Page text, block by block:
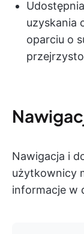
uzyskania
oparciu o
Nawigacja i
użytkownicy
informacje w